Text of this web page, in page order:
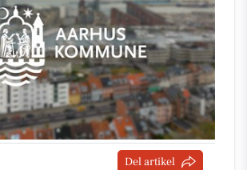
Del artikel